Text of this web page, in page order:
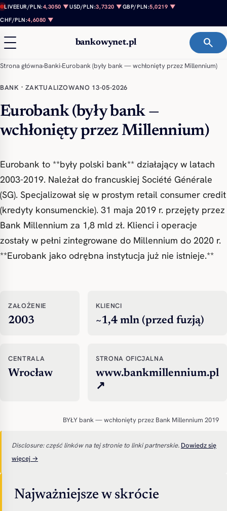
Przejdź do treści
LIVEEUR/PLN:4,3050 ▼USD/PLN:3,7320 ▼GBP/PLN:5,0219 ▼
CHF/PLN:4,6080 ▼
bankowynet.pl search
Strona główna›Banki›Eurobank (były bank — wchłonięty przez Millennium)
BANK · ZAKTUALIZOWANO 13-05-2026
Eurobank (były bank —
wchłonięty przez Millennium)
Eurobank to **były polski bank** działający w latach
2003-2019. Należał do francuskiej Société Générale
(SG). Specjalizował się w prostym retail consumer credit
(kredyty konsumenckie). 31 maja 2019 r. przejęty przez
Bank Millennium za 1,8 mld zł. Klienci i operacje
zostały w pełni zintegrowane do Millennium do 2020 r.
**Eurobank jako odrębna instytucja już nie istnieje.**
ZAŁOŻENIE
2003
KLIENCI
~1,4 mln (przed fuzją)
CENTRALA
Wrocław
STRONA OFICJALNA
www.bankmillennium.pl
↗
BYŁY bank — wchłonięty przez Bank Millennium 2019
Disclosure: część linków na tej stronie to linki partnerskie. Dowiedz się
więcej →
Najważniejsze w skrócie